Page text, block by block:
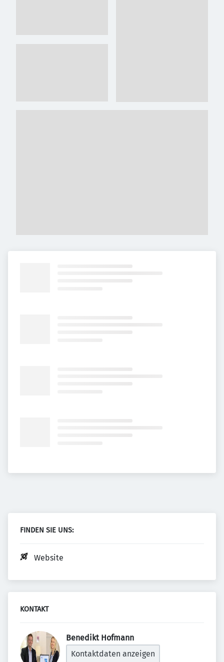
FINDEN SIE UNS:
Website
KONTAKT
Benedikt Hofmann
Kontaktdaten anzeigen